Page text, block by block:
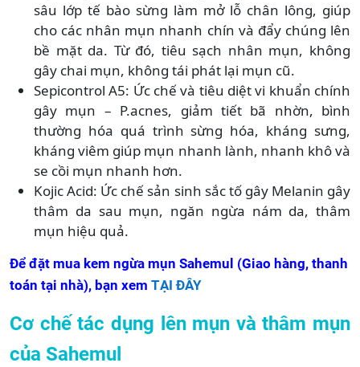
sâu lớp tế bào sừng làm mở lỗ chân lông, giúp
cho các nhân mụn nhanh chín và đẩy chúng lên
bề mặt da. Từ đó, tiêu sạch nhân mụn, không
gây chai mụn, không tái phát lại mụn cũ.
Sepicontrol A5: Ức chế và tiêu diệt vi khuẩn chính
gây mụn – P.acnes, giảm tiết bã nhờn, bình
thường hóa quá trình sừng hóa, kháng sưng,
kháng viêm giúp mụn nhanh lành, nhanh khô và
se cồi mụn nhanh hơn.
Kojic Acid: Ức chế sản sinh sắc tố gây Melanin gây
thâm da sau mụn, ngăn ngừa nám da, thâm
mụn hiệu quả.
Để đặt mua kem ngừa mụn Sahemul (Giao hàng, thanh
toán tại nhà), bạn xem TẠI ĐÂY
Cơ chế tác dụng lên mụn và thâm mụn
của Sahemul